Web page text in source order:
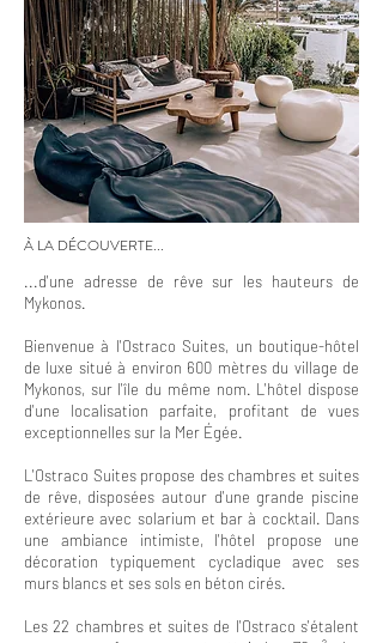
À LA DÉCOUVERTE...
...d'une adresse de rêve sur les hauteurs de
Mykonos.
Bienvenue à l'Ostraco Suites, un boutique-hôtel
de luxe situé à environ 600 mètres du village de
Mykonos, sur l'île du même nom. L'hôtel dispose
d'une localisation parfaite, profitant de vues
exceptionnelles sur la Mer Égée.
L'Ostraco Suites propose des chambres et suites
de rêve, disposées autour d'une grande piscine
extérieure avec solarium et bar à cocktail. Dans
une ambiance intimiste, l'hôtel propose une
décoration typiquement cycladique avec ses
murs blancs et ses sols en béton cirés.
Les 22 chambres et suites de l'Ostraco s'étalent